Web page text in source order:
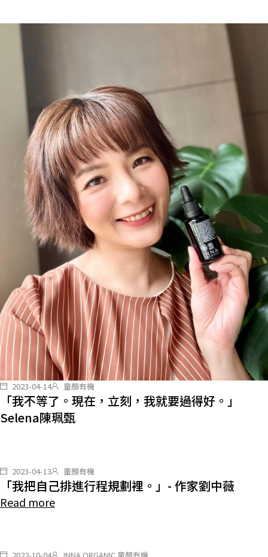
2023-04-14 童顏有機
「我不等了。現在，立刻，我就要過得好。」
Selena陳珮甄
2023-04-13 童顏有機
「我把自己排進行程規劃裡。」- 作家劉中薇
Read more